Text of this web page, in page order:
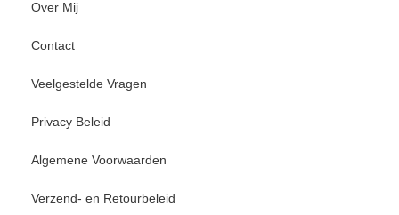
Over Mij
Contact
Veelgestelde Vragen
Privacy Beleid
Algemene Voorwaarden
Verzend- en Retourbeleid